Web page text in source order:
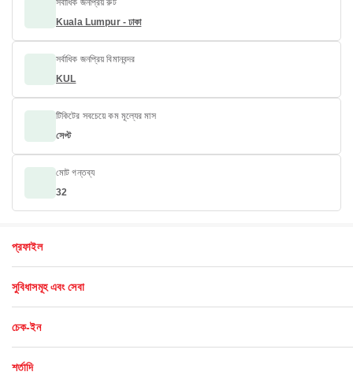
সর্বাধিক জনপ্রিয় রুট
Kuala Lumpur - ঢাকা
সর্বাধিক জনপ্রিয় বিমানবন্দর
KUL
টিকিটের সবচেয়ে কম মূল্যের মাস
সেপ্ট
মোট গন্তব্য
32
প্রফাইল
সুবিধাসমূহ এবং সেবা
চেক-ইন
শর্তাদি